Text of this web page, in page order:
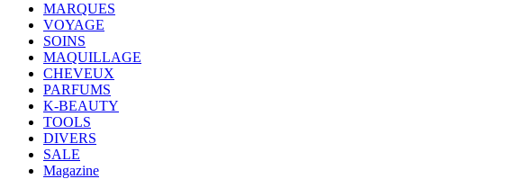
MARQUES
VOYAGE
SOINS
MAQUILLAGE
CHEVEUX
PARFUMS
K-BEAUTY
TOOLS
DIVERS
SALE
Magazine